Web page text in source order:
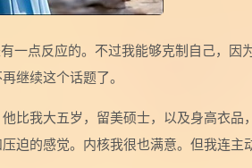
一点反应的。不过我能够克制自己，因
继续这个话题了。
比我大五岁，留美硕士，以及身高衣品
迫的感觉。内核我很也满意。但我连主